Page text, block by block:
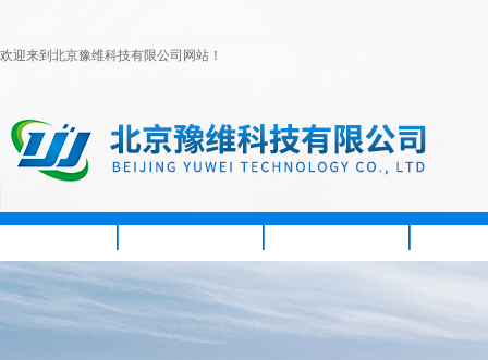
欢迎来到北京豫维科技有限公司网站！